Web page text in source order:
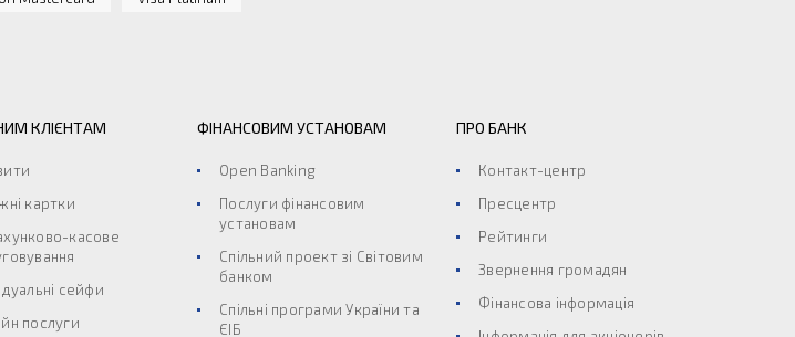
КЛІЄНТАМ
картки
касове
сейфи
послуги
ФІНАНСОВИМ УСТАНОВАМ
Open Banking
Послуги фінансовим
установам
Спільний проект зі Світовим
банком
Спільні програми України та
ЄІБ
ПРО БАНК
Контакт-центр
Пресцентр
Рейтинги
Звернення громадян
Фінансова інформація